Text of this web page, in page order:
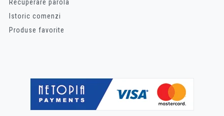
Recuperare parola
Istoric comenzi
Produse favorite